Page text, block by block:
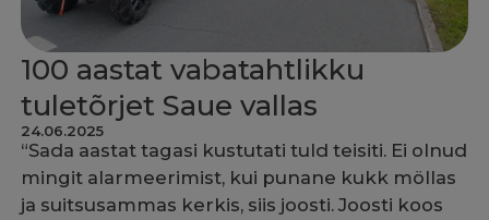
100 aastat vabatahtlikku
tuletõrjet Saue vallas
24.06.2025
“Sada aastat tagasi kustutati tuld teisiti. Ei olnud
mingit alarmeerimist, kui punane kukk möllas
ja suitsusammas kerkis, siis joosti. Joosti koos